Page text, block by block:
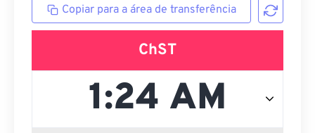
Copiar para a área de transferência
ChST